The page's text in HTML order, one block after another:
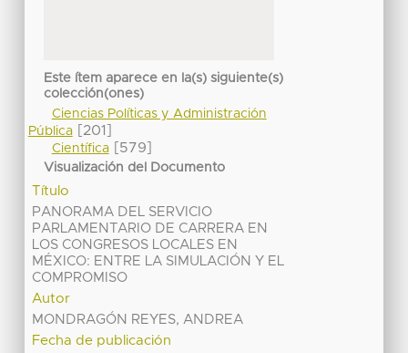
Este ítem aparece en la(s) siguiente(s)
colección(ones)
Ciencias Políticas y Administración
Pública[201]
Científica[579]
Visualización del Documento
Título
PANORAMA DEL SERVICIO
PARLAMENTARIO DE CARRERA EN
LOS CONGRESOS LOCALES EN
MÉXICO: ENTRE LA SIMULACIÓN Y EL
COMPROMISO
Autor
MONDRAGÓN REYES, ANDREA
Fecha de publicación